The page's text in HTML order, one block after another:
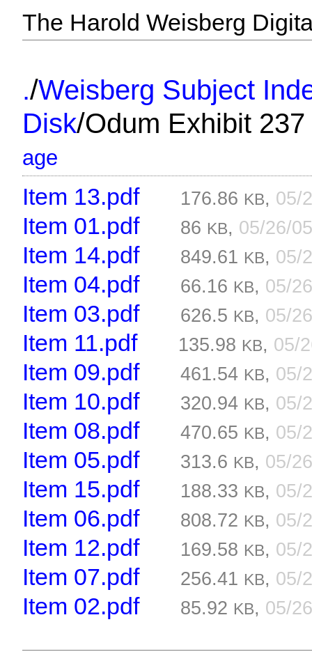
The Harold Weisberg
./Weisberg Subject
Disk/Odum Exhibit 237
age
Item 13.pdf 176.86 KB, 05/
Item 01.pdf 86 KB, 05/26/
Item 14.pdf 849.61 KB, 05/
Item 04.pdf 66.16 KB, 05/
Item 03.pdf 626.5 KB, 05/
Item 11.pdf 135.98 KB, 05/
Item 09.pdf 461.54 KB, 05/
Item 10.pdf 320.94 KB, 05/
Item 08.pdf 470.65 KB, 05/
Item 05.pdf 313.6 KB, 05/
Item 15.pdf 188.33 KB, 05/
Item 06.pdf 808.72 KB, 05/
Item 12.pdf 169.58 KB, 05/
Item 07.pdf 256.41 KB, 05/
Item 02.pdf 85.92 KB, 05/